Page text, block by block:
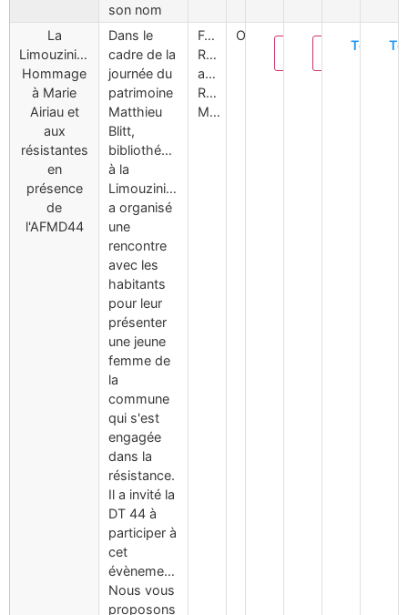
son nom
La
Limouzinière.
Hommage
à Marie
Airiau et
aux
résistantes
en
présence
de
l'AFMD44
Dans le
cadre de la
journée du
patrimoine
Matthieu
Blitt,
bibliothécaire
à la
Limouzinière
a organisé
une
rencontre
avec les
habitants
pour leur
présenter
une jeune
femme de
la
commune
qui s'est
engagée
dans la
résistance.
Il a invité la
DT 44 à
participer à
cet
évènement.
Nous vous
proposons
Femmes,
Réseau,
aviateurs,
Ravensbrück,
Mauthausen
Oui
Supprimer